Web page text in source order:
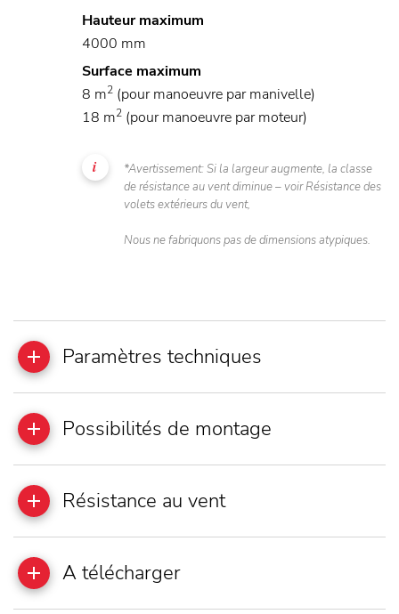
Hauteur maximum
4000 mm
Surface maximum
8 m2 (pour manoeuvre par manivelle)
18 m2 (pour manoeuvre par moteur)
*Avertissement: Si la largeur augmente, la classe
de résistance au vent diminue – voir Résistance des
volets extérieurs du vent,
Nous ne fabriquons pas de dimensions atypiques.
Paramètres techniques
Possibilités de montage
Résistance au vent
A télécharger